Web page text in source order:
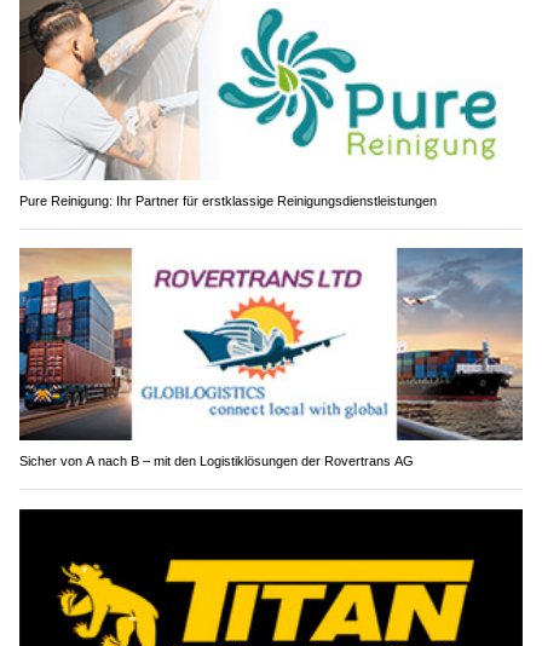
Pure Reinigung: Ihr Partner für erstklassige Reinigungsdienstleistungen
Sicher von A nach B – mit den Logistiklösungen der Rovertrans AG